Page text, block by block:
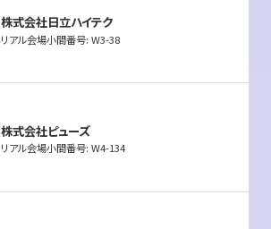
株式会社日立ハイテク
リアル会場小間番号: W3-38
株式会社ピューズ
リアル会場小間番号: W4-134